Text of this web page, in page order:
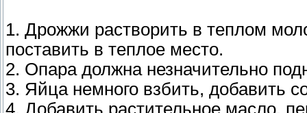
1. Дрожжи растворить в теплом
поставить в теплое место.
2. Опара должна незначительно
3. Яйца немного взбить, добавить
4. Добавить растительное масло,